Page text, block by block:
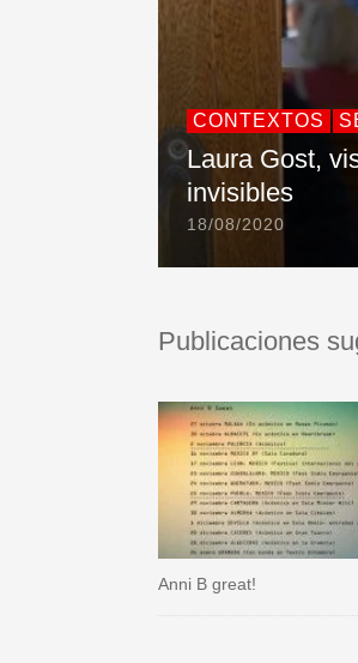
CONTEXTOS
Laura Gost,
invisibles
18/08/2020
Publicaciones
Anni B great!